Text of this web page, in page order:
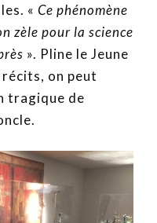
« Ce phénomène
zèle pour la science
». Pline le Jeune
on peut
tragique de